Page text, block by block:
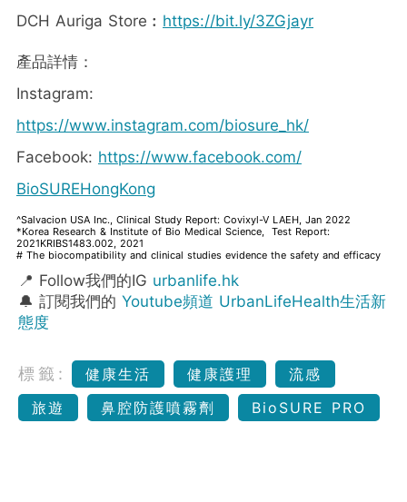
DCH Auriga Store︰ https://bit.ly/3ZGjayr
產品詳情：
Instagram:
https://www.instagram.com/biosure_hk/
Facebook: https://www.facebook.com/
BioSUREHongKong
^Salvacion USA Inc., Clinical Study Report: Covixyl-V LAEH, Jan 2022
*Korea Research & Institute of Bio Medical Science, Test Report:
2021KRIBS1483.002, 2021
# The biocompatibility and clinical studies evidence the safety and efficacy
📍 Follow我們的IG urbanlife.hk
🔔 訂閱我們的 Youtube頻道 UrbanLifeHealth生活新
態度
標籤: 健康生活 健康護理
流感
旅遊
鼻腔防護噴霧劑 BioSURE PRO